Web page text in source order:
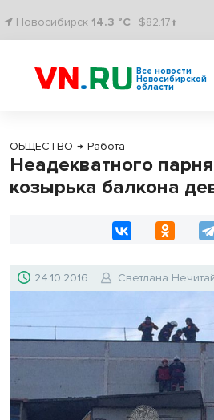
Новосибирск 14.3 °C $82.17↑
Все новости
Новосибирской
области
ОБЩЕСТВО → Работа
Неадекватного
козырька балкона
24.10.2016 Светлана